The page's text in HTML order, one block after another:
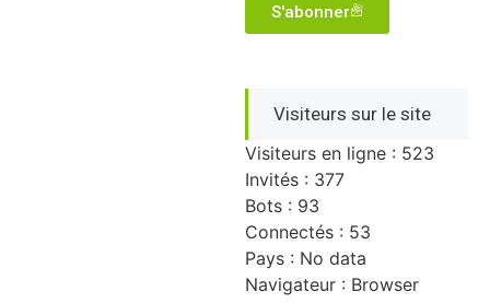
S'abonner
Visiteurs sur le site
Visiteurs en ligne : 523
Invités : 377
Bots : 93
Connectés : 53
Pays : No data
Navigateur : Browser